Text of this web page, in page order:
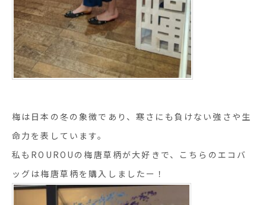
梅は日本の冬の象徴であり、寒さにも負けない強さや生
命力を表しています。
私もROUROUの梅唐草柄が大好きで、こちらのエコバ
ッグは梅唐草柄を購入しましたー！